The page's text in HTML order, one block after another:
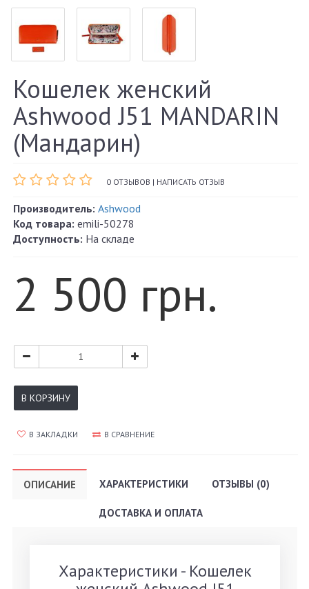
Кошелек женский
Ashwood J51 MANDARIN
(Мандарин)
0 ОТЗЫВОВ | НАПИСАТЬ ОТЗЫВ
Производитель: Ashwood
Код товара: emili-50278
Доступность: На складе
2 500 грн.
В КОРЗИНУ
В ЗАКЛАДКИ В СРАВНЕНИЕ
ОПИСАНИЕ ХАРАКТЕРИСТИКИ ОТЗЫВЫ (0)
ДОСТАВКА И ОПЛАТА
Характеристики - Кошелек